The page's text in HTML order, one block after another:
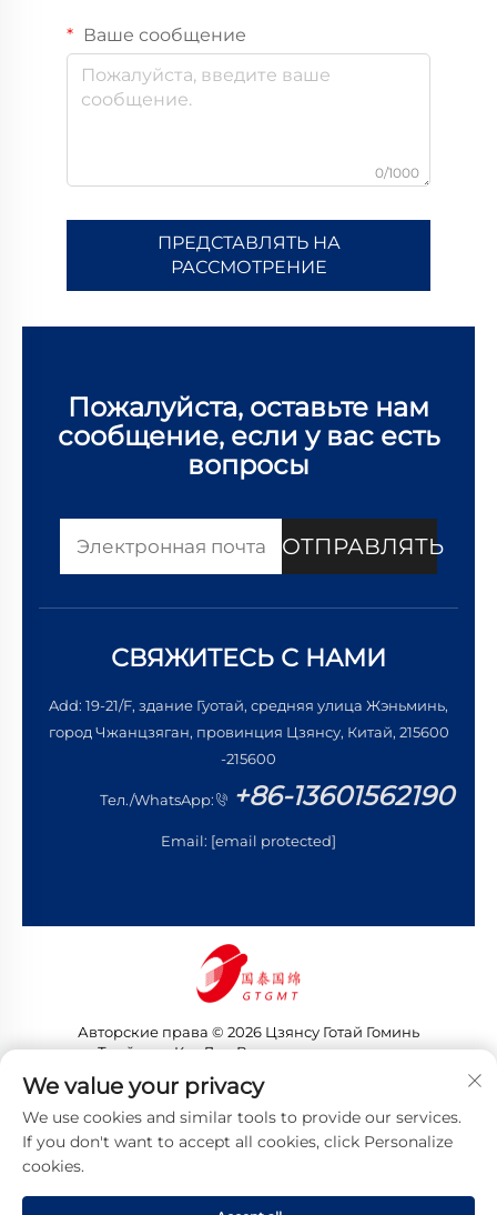
Ваше сообщение
0/1000
ПРЕДСТАВЛЯТЬ НА
РАССМОТРЕНИЕ
Пожалуйста, оставьте нам
сообщение, если у вас есть
вопросы
ОТПРАВЛЯТЬ
СВЯЖИТЕСЬ С НАМИ
Add: 19-21/F, здание Гуотай, средняя улица Жэньминь,
город Чжанцзяган, провинция Цзянсу, Китай, 215600
-215600
Тел./WhatsApp: +86-13601562190
Email: [email protected]
Авторские права © 2026 Цзянсу Готай Гоминь
Трейдинг Ко., Лтд. Все права защищены
Политика конфиденциальности
We value your privacy
We use cookies and similar tools to provide our services.
If you don't want to accept all cookies, click Personalize
cookies.